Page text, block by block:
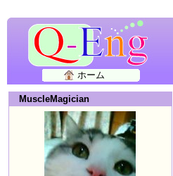
ホーム
MuscleMagician